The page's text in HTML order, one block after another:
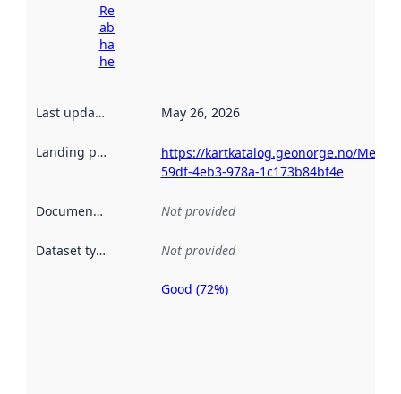
Read more
about
harvesting
here
Last updated May 26, 2026
Landing page
https://kartkatalog.geonorge.no/
59df-4eb3-978a-1c173b84bf4e
Documentation Not provided
Dataset type Not provided
Metadata
Good (72%)